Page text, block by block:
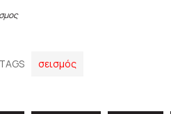
TAGS σεισμός